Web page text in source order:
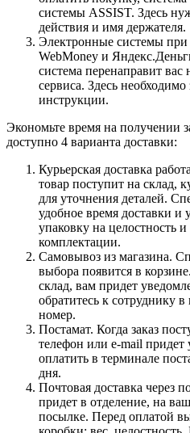
системы ASSIST. Здесь
действия и имя держателя.
Электронные системы при
WebMoney и
система перенаправит
сервиса. Здесь
инструкции.
Экономьте время на получении
доступно 4 варианта доставки:
Курьерская доставка
товар поступит на склад,
для уточнения деталей.
удобное время доставки и
упаковку на целостность
комплектации.
Самовывоз из магазина.
выбора появится в
склад, вам придет
обратитесь к сотруднику
номер.
Постамат. Когда заказ
телефон или e-mail
оплатить в терминале
дня.
Почтовая доставка через
придет в отделение, на
посылке. Перед оплатой